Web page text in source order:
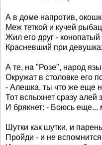
А в доме напротив,
Меж теткой и кучей
Жил его друг -
Красневший при
А те, на "Розе", народ
Окружат в столовке его
- Алешка, ты что же еще
Тот вспыхнет сразу алей
И брякнет: - Боюсь еще...
Шутки как шутки, и
Пройди - и не вспомнится